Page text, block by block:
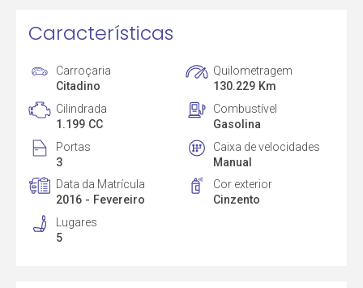
Características
Carroçaria
Citadino
Quilometragem
130.229 Km
Cilindrada
1.199 CC
Combustível
Gasolina
Portas
3
Caixa de velocidades
Manual
Data da Matrícula
2016 - Fevereiro
Cor exterior
Cinzento
Lugares
5